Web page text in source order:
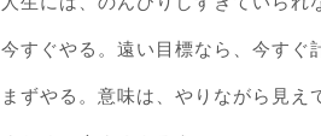
今すぐやる。遠い目標なら、今すぐ
まずやる。意味は、やりながら見え